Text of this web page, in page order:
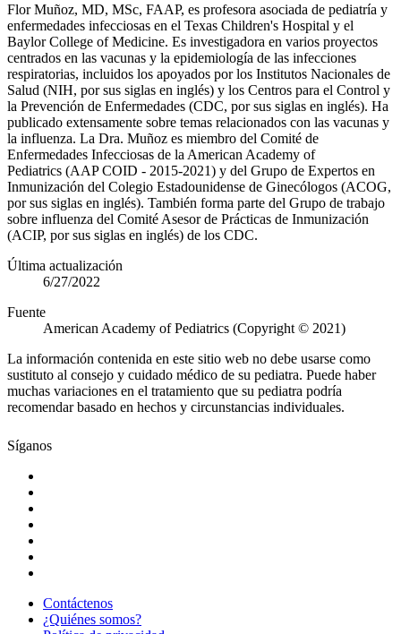
​Flor Muñoz, MD, MSc, FAAP, es profesora asociada de pediatría y
enfermedades infecciosas en el Texas Children's Hospital y el
Baylor College of Medicine. Es investigadora en varios proyectos
centrados en las vacunas y la epidemiología de las infecciones
respiratorias, incluidos los apoyados por los Institutos Nacionales de
Salud (NIH, por sus siglas en inglés) y los Centros para el Control y
la Prevención de Enfermedades (CDC, por sus siglas en inglés)​. Ha
publicado extensamente sobre temas relacionados con las vacunas y
la influenza. La Dra. Muñoz es miembro del Comité de
Enfermedades Infecciosas de la American Academy of
Pediatrics (AAP COID - 2015-2021) y del Grupo de Expertos en
Inmunización del Colegio Estadounidense de Ginecólogos (ACOG,
por sus siglas en inglés). También forma parte del Grupo de trabajo
sobre influenza del Comité Asesor de Prácticas de Inmunización
(ACIP, por sus siglas en inglés) de los CDC.
Última actualización
6/27/2022
Fuente
American Academy of Pediatrics (Copyright © 2021)
La información contenida en este sitio web no debe usarse como
sustituto al consejo y cuidado médico de su pediatra. Puede haber
muchas variaciones en el tratamiento que su pediatra podría
recomendar basado en hechos y circunstancias individuales.
Síganos
Contáctenos
¿Quiénes somos?